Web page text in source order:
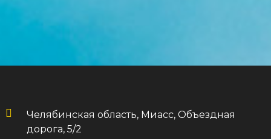
Челябинская область, Миасс, Объездная
дорога, 5/2